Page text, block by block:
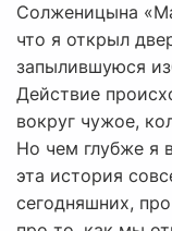
Солженицына
что я открыл
запылившуюся
Действие
вокруг чужое,
Но чем глубже я
эта история
сегодняшних,